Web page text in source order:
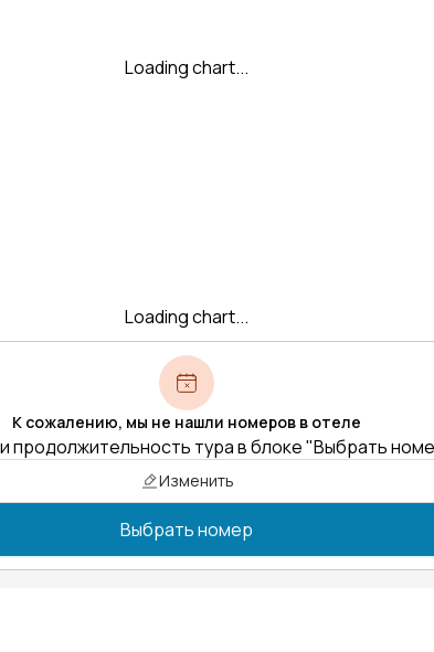
Loading chart...
Loading chart...
К сожалению, мы не нашли номеров в отеле
продолжительность тура в блоке "Выбрать
Изменить
Выбрать номер